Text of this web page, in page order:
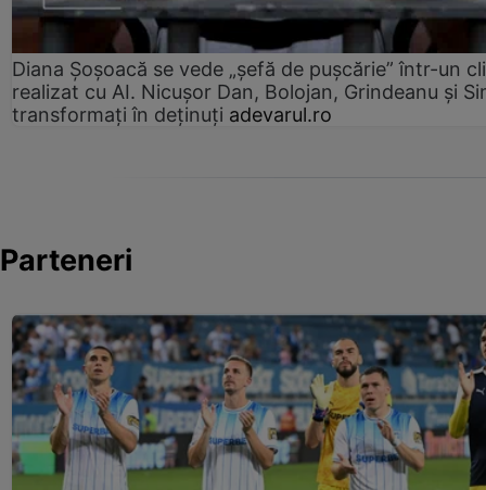
Diana Șoșoacă se vede „șefă de pușcărie” într-un
realizat cu AI. Nicușor Dan, Bolojan, Grindeanu și
transformați în deținuți adevarul.ro
Parteneri